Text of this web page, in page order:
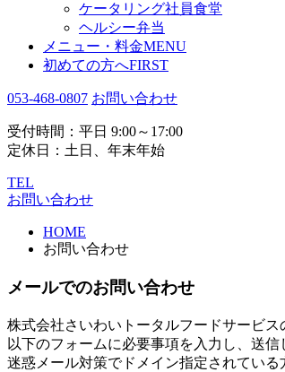
ケータリング社員食堂
ヘルシー弁当
メニュー・料金MENU
初めての方へFIRST
053-468-0807 お問い合わせ
受付時間：平日 9:00～17:00
定休日：土日、年末年始
TEL
お問い合わせ
HOME
お問い合わせ
メールでのお問い合わせ
株式会社さいわいトータルフードサービ
以下のフォームに必要事項を入力し、送信
迷惑メール対策でドメイン指定されてい